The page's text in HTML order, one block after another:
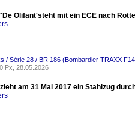
Olifant'steht mit ein ECE nach
/ Série 28 / BR 186 (Bombardier TRAXX
Px, 28.05.2026
am 31 Mai 2017 ein Stahlzug